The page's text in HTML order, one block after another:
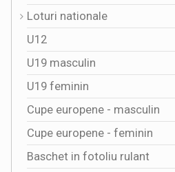
Loturi nationale
U12
U19 masculin
U19 feminin
Cupe europene - masculin
Cupe europene - feminin
Baschet in fotoliu rulant